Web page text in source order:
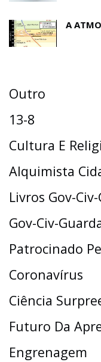
A
Outro
13-8
Cultura E
Alquimista
Livros Gov-
Gov-Civ-
Patrocinado
Coronavírus
Ciência
Futuro Da
Engrenagem